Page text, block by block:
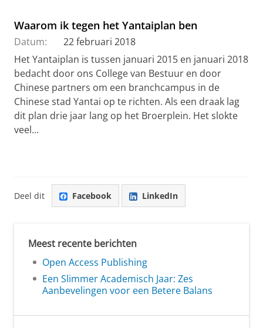
Waarom ik tegen het Yantaiplan ben
Datum:
22 februari 2018
Het Yantaiplan is tussen januari 2015 en januari 2018
bedacht door ons College van Bestuur en door
Chinese partners om een branchcampus in de
Chinese stad Yantai op te richten. Als een draak lag
dit plan drie jaar lang op het Broerplein. Het slokte
veel...
Deel dit Facebook LinkedIn
Meest recente berichten
Open Access Publishing
Een Slimmer Academisch Jaar: Zes
Aanbevelingen voor een Betere Balans